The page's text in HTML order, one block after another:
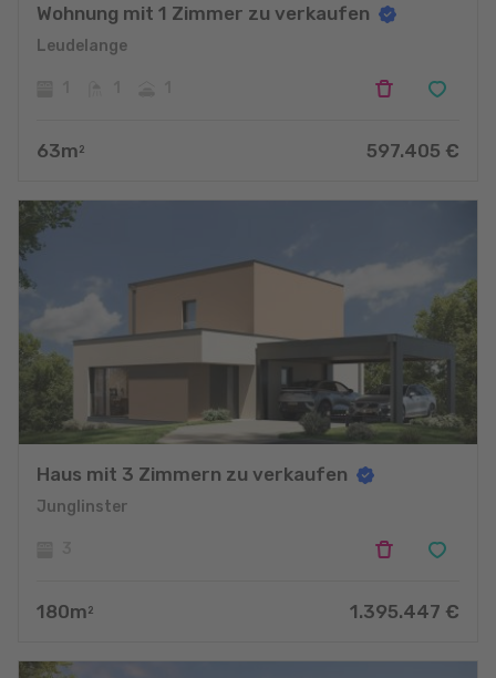
Wohnung mit 1 Zimmer zu verkaufen
Leudelange
63m 2 597.405 €
Haus mit 3 Zimmern zu verkaufen
Junglinster
180m 2 1.395.447 €